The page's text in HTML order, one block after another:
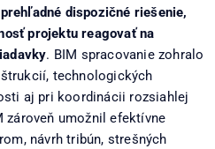
dispozičné riešenie,
projektu reagovať na
. BIM spracovanie zohralo
technologických
aj pri koordinácii rozsiahlej
zároveň umožnil efektívne
návrh tribún, strešných